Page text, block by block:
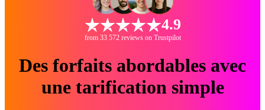
4.9
from 33 572 reviews on Trustpilot
Des forfaits abordables avec
une tarification simple